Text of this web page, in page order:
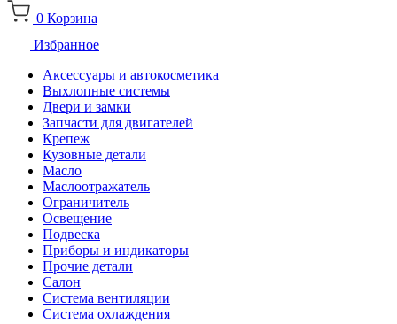
0 Корзина
Избранное
Аксессуары и автокосметика
Выхлопные системы
Двери и замки
Запчасти для двигателей
Крепеж
Кузовные детали
Масло
Маслоотражатель
Ограничитель
Освещение
Подвеска
Приборы и индикаторы
Прочие детали
Салон
Система вентиляции
Система охлаждения